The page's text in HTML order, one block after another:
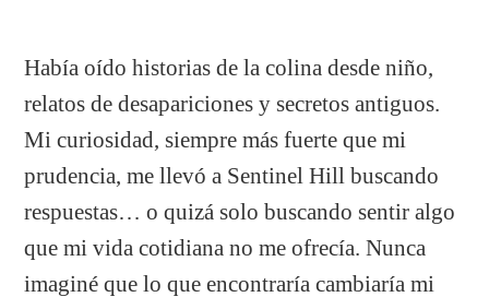
Había oído historias de la colina desde niño,
relatos de desapariciones y secretos antiguos.
Mi curiosidad, siempre más fuerte que mi
prudencia, me llevó a Sentinel Hill buscando
respuestas… o quizá solo buscando sentir algo
que mi vida cotidiana no me ofrecía. Nunca
imaginé que lo que encontraría cambiaría mi